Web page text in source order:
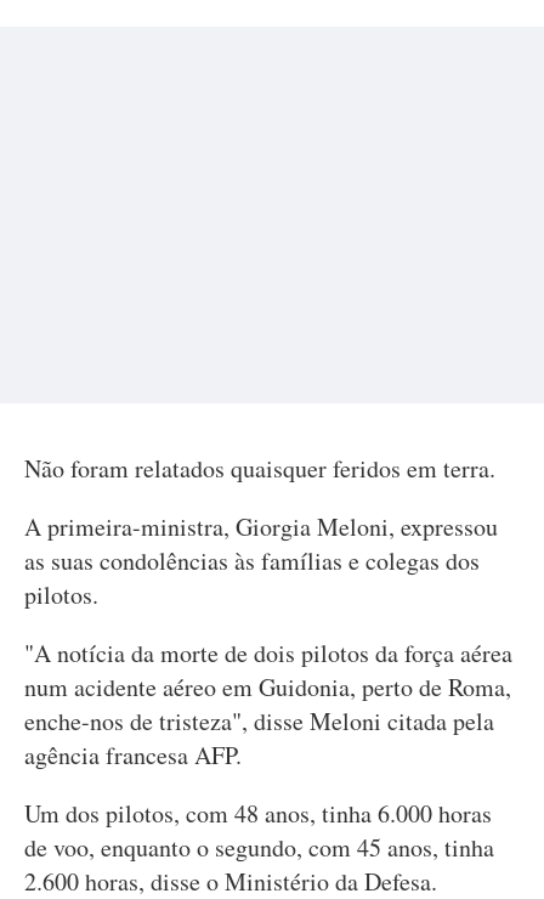
Não foram relatados quaisquer feridos em terra.
A primeira-ministra, Giorgia Meloni, expressou
as suas condolências às famílias e colegas dos
pilotos.
"A notícia da morte de dois pilotos da força aérea
num acidente aéreo em Guidonia, perto de Roma,
enche-nos de tristeza", disse Meloni citada pela
agência francesa AFP.
Um dos pilotos, com 48 anos, tinha 6.000 horas
de voo, enquanto o segundo, com 45 anos, tinha
2.600 horas, disse o Ministério da Defesa.